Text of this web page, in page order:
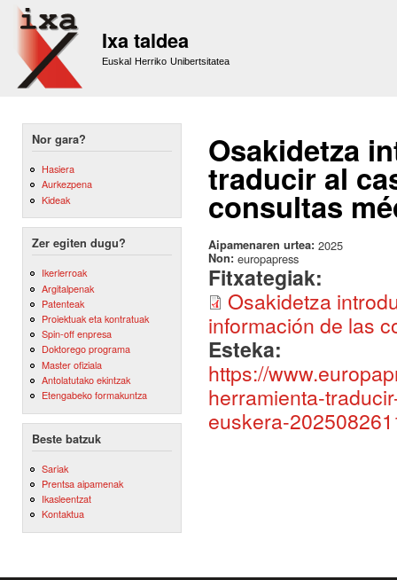
Ixa taldea
Euskal Herriko Unibertsitatea
Nor gara?
Hasiera
Aurkezpena
Kideak
Zer egiten dugu?
Ikerlerroak
Argitalpenak
Patenteak
Proiektuak eta kontratuak
Spin-off enpresa
Doktorego programa
Master ofiziala
Antolatutako ekintzak
Etengabeko formakuntza
Beste batzuk
Sariak
Prentsa aipamenak
Ikasleentzat
Kontaktua
Osakidetza
traducir al
consultas
Aipamenaren urtea: 2025
Non: europapress
Fitxategiak:
Osakidetza
información de las
Esteka:
https://
herramienta-
euskera-